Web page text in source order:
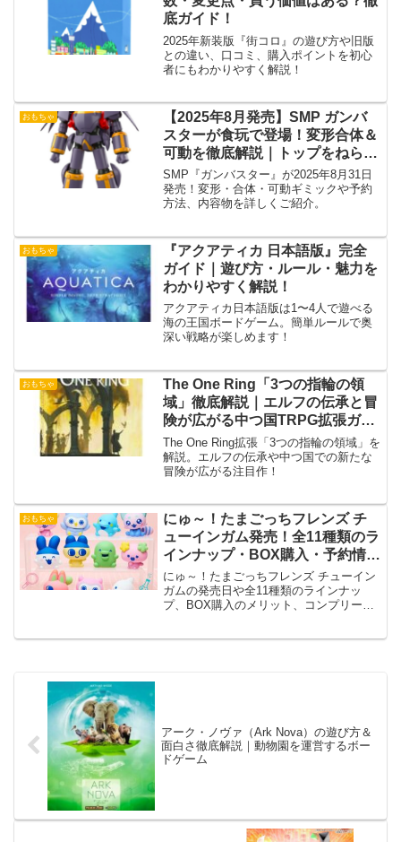
底ガイド！
2025年新装版『街コロ』の遊び方や旧版
との違い、口コミ、購入ポイントを初心
者にもわかりやすく解説！
おもちゃ
【2025年8月発売】SMP ガンバ
スターが食玩で登場！変形合体＆
可動を徹底解説｜トップをねら
え！
SMP『ガンバスター』が2025年8月31日
発売！変形・合体・可動ギミックや予約
方法、内容物を詳しくご紹介。
おもちゃ
『アクアティカ 日本語版』完全
ガイド｜遊び方・ルール・魅力を
わかりやすく解説！
アクアティカ日本語版は1〜4人で遊べる
海の王国ボードゲーム。簡単ルールで奥
深い戦略が楽しめます！
おもちゃ
The One Ring「3つの指輪の領
域」徹底解説｜エルフの伝承と冒
険が広がる中つ国TRPG拡張ガイ
ド
The One Ring拡張「3つの指輪の領域」を
解説。エルフの伝承や中つ国での新たな
冒険が広がる注目作！
おもちゃ
にゅ～！たまごっちフレンズ チ
ューインガム発売！全11種類のラ
インナップ・BOX購入・予約情報
を徹底解説
にゅ～！たまごっちフレンズ チューイン
ガムの発売日や全11種類のラインナッ
プ、BOX購入のメリット、コンプリート
アーク・ノヴァ（Ark Nova）の遊び方＆
面白さ徹底解説｜動物園を運営するボー
ドゲーム